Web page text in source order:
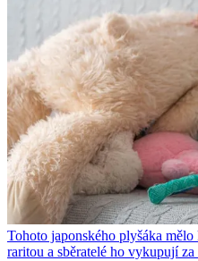
Tohoto japonského plyšáka
raritou a sběratelé ho vykupují za